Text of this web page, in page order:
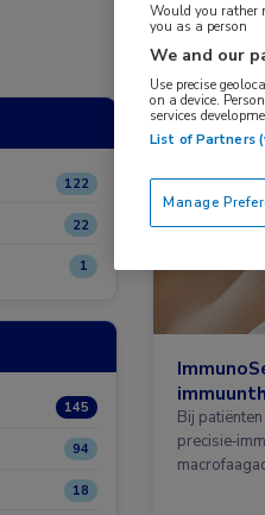
122
22
1
145
94
18
Nieuws
Bij
Would you rather
you as a person
We and our
Use precise
on a device.
services
List of Partners
Manage